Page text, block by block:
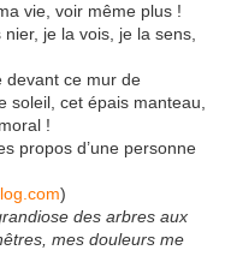
vie, voir même plus !
je la vois, je la sens,
devant ce mur de
soleil, cet épais manteau,
!
propos d’une personne
)
des arbres aux
mes douleurs me